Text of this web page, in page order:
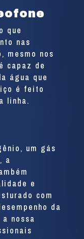
que
nas
mesmo nos
capaz de
água que
é feito
linha.
um gás
a
e
com
da
nossa